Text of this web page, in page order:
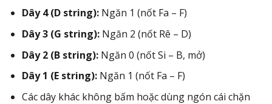
Dây 4 (D string):Ngăn 1 (nốt Fa – F)
Dây 3 (G string):Ngăn 2 (nốt Rê – D)
Dây 2 (B string):Ngăn 0 (nốt Si – B, mở)
Dây 1 (E string):Ngăn 1 (nốt Fa – F)
Các dây khác không bấm hoặc dùng ngón cái chặn